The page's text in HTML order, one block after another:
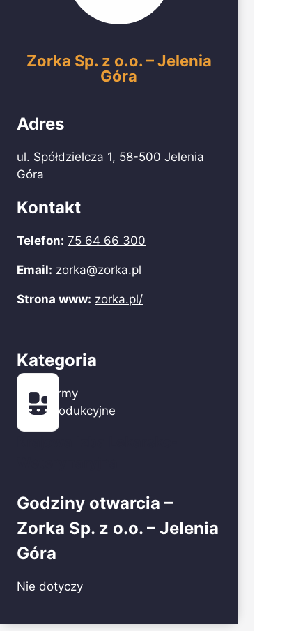
Zorka Sp. z o.o. – Jelenia
Góra
Adres
ul. Spółdzielcza 1, 58-500 Jelenia
Góra
Kontakt
Telefon: 75 64 66 300
Email: zorka@zorka.pl
Strona www: zorka.pl/
Kategoria
Firmy
produkcyjne
Godziny otwarcia –
Zorka Sp. z o.o. – Jelenia
Góra
Nie dotyczy